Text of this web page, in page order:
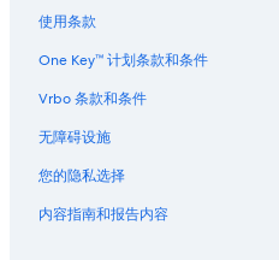
南丹佛的度假村
丹佛植物园附近的酒店
位于天空之城的豪华酒店
小西贡商务区的酒店
科罗拉多会议中心附近的酒店
阿瓦达的家庭旅馆
使用条款
One Key™ 计划条款和条件
Vrbo 条款和条件
无障碍设施
您的隐私选择
内容指南和报告内容